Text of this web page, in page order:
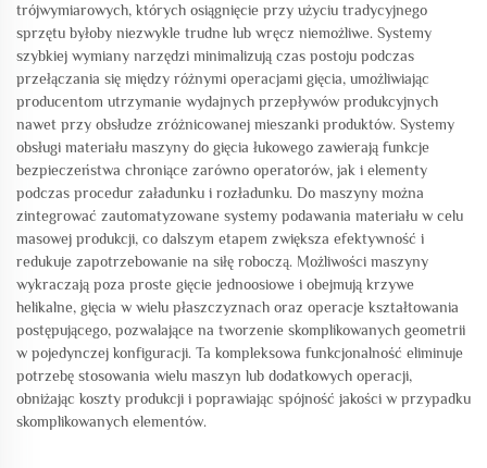
trójwymiarowych, których osiągnięcie przy użyciu tradycyjnego
sprzętu byłoby niezwykle trudne lub wręcz niemożliwe. Systemy
szybkiej wymiany narzędzi minimalizują czas postoju podczas
przełączania się między różnymi operacjami gięcia, umożliwiając
producentom utrzymanie wydajnych przepływów produkcyjnych
nawet przy obsłudze zróżnicowanej mieszanki produktów. Systemy
obsługi materiału maszyny do gięcia łukowego zawierają funkcje
bezpieczeństwa chroniące zarówno operatorów, jak i elementy
podczas procedur załadunku i rozładunku. Do maszyny można
zintegrować zautomatyzowane systemy podawania materiału w celu
masowej produkcji, co dalszym etapem zwiększa efektywność i
redukuje zapotrzebowanie na siłę roboczą. Możliwości maszyny
wykraczają poza proste gięcie jednoosiowe i obejmują krzywe
helikalne, gięcia w wielu płaszczyznach oraz operacje kształtowania
postępującego, pozwalające na tworzenie skomplikowanych geometrii
w pojedynczej konfiguracji. Ta kompleksowa funkcjonalność eliminuje
potrzebę stosowania wielu maszyn lub dodatkowych operacji,
obniżając koszty produkcji i poprawiając spójność jakości w przypadku
skomplikowanych elementów.